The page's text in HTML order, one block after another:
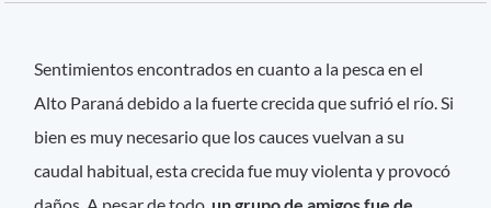
Sentimientos encontrados en cuanto a la pesca en el
Alto Paraná debido a la fuerte crecida que sufrió el río. Si
bien es muy necesario que los cauces vuelvan a su
caudal habitual, esta crecida fue muy violenta y provocó